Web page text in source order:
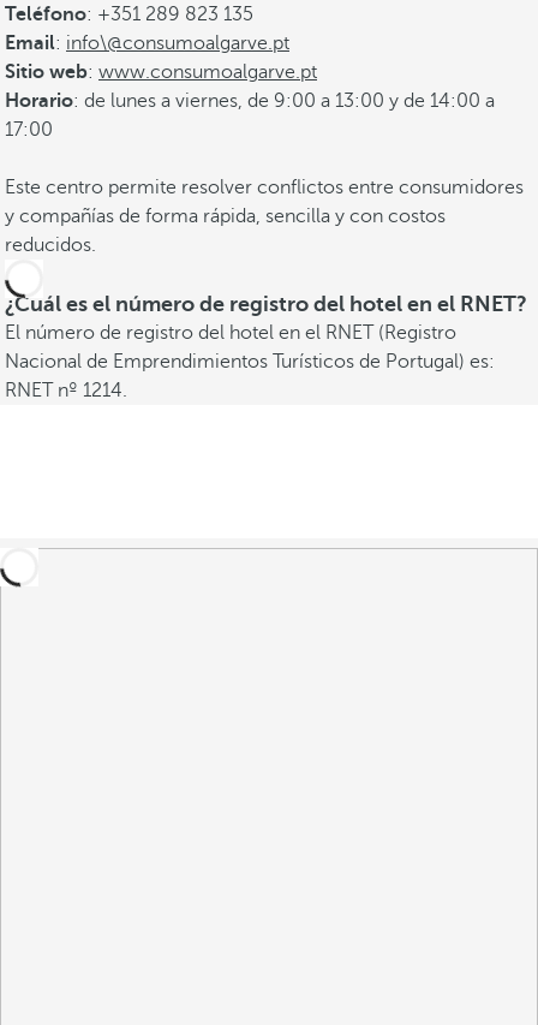
Teléfono: +351 289 823 135
Email: info\@consumoalgarve.pt
Sitio web: www.consumoalgarve.pt
Horario: de lunes a viernes, de 9:00 a 13:00 y de 14:00 a
17:00
Este centro permite resolver conflictos entre consumidores
y compañías de forma rápida, sencilla y con costos
reducidos.
¿Cuál es el número de registro del hotel en el RNET?
El número de registro del hotel en el RNET (Registro
Nacional de Emprendimientos Turísticos de Portugal) es:
RNET nº 1214.